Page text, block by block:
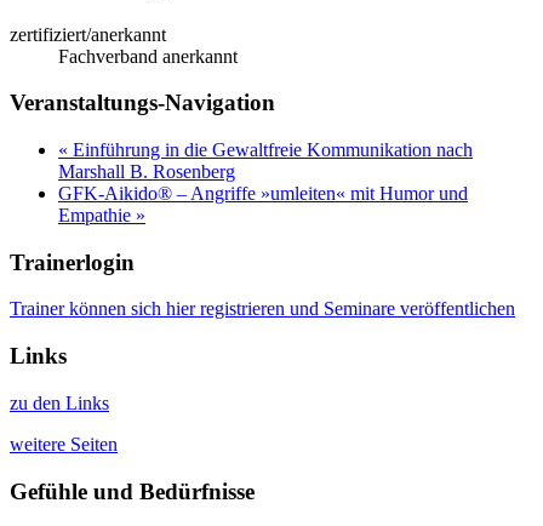
zertifiziert/anerkannt
Fachverband anerkannt
Veranstaltungs-Navigation
« Einführung in die Gewaltfreie Kommunikation nach
Marshall B. Rosenberg
GFK-Aikido® – Angriffe »umleiten« mit Humor und
Empathie »
Trainerlogin
Trainer können sich hier registrieren und Seminare veröffentlichen
Links
zu den Links
weitere Seiten
Gefühle und Bedürfnisse